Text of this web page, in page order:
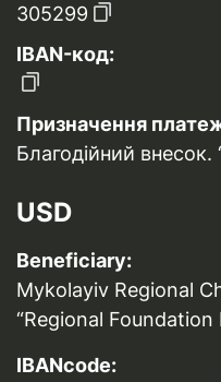
305299
IBAN-код:
Призначення
Благодійний внесок.
USD
Beneficiary:
Mykolayiv Regional
“Regional Foundation
IBANcode: